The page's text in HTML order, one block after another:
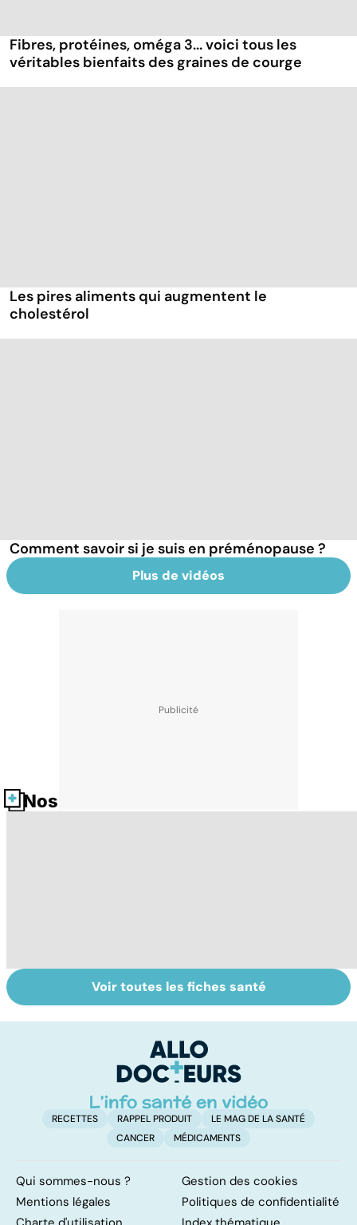
Fibres, protéines, oméga 3... voici tous les
véritables bienfaits des graines de courge
Les pires aliments qui augmentent le
cholestérol
Comment savoir si je suis en préménopause ?
Plus de vidéos
Nos fiches santé
Dérèglement
hormonal : et si
Tout savoir sur
les infections
Voir toutes les fiches santé
RECETTES RAPPEL PRODUIT
LE MAG DE LA SANTÉ
CANCER
MÉDICAMENTS
Qui sommes-nous ?
Gestion des cookies
Mentions légales
Politiques de confidentialité